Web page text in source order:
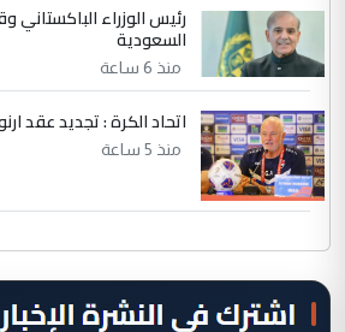
رئيس الوزراء الباكستاني
السعودية
منذ 6 ساعة
اتحاد الكرة : تجديد عقد
منذ 5 ساعة